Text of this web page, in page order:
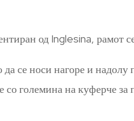
од Inglesina, рамот
се носи нагоре и
со големина на куферче